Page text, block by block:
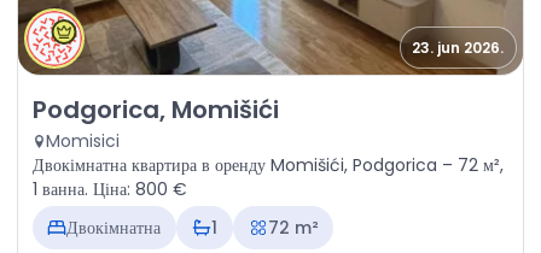
23. jun 2026.
Оренда - Квартира Podgorica, Momišići
Podgorica, Momišići
Momisici
Двокімнатна квартира в оренду Momišići, Podgorica – 72 м²,
1 ванна. Ціна: 800 €
Двокімнатна
1 72 m²